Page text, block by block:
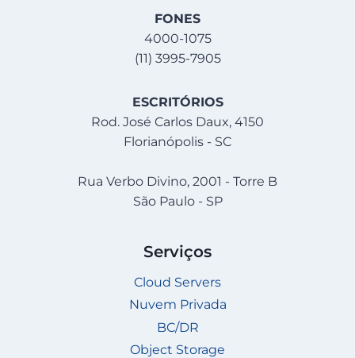
FONES
4000-1075
(11) 3995-7905
ESCRITÓRIOS
Rod. José Carlos Daux, 4150
Florianópolis - SC
Rua Verbo Divino, 2001 - Torre B
São Paulo - SP
Serviços
Cloud Servers
Nuvem Privada
BC/DR
Object Storage